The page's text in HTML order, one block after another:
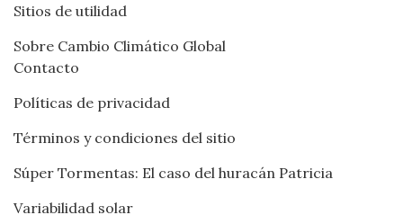
Sitios de utilidad
Sobre Cambio Climático Global
Contacto
Políticas de privacidad
Términos y condiciones del sitio
Súper Tormentas: El caso del huracán Patricia
Variabilidad solar